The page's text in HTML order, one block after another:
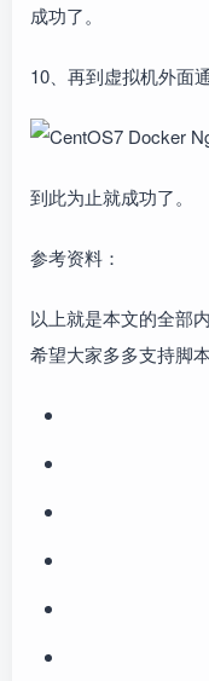
成功了。
10、再到虚拟机外面
到此为止就成功了。
参考资料：
以上就是本文的全部
希望大家多多支持脚本